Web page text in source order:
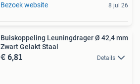
Bezoek website 8 jul 26
Buiskoppeling Leuningdrager Ø 42,4 mm
Zwart Gelakt Staal
€ 6,81 Details